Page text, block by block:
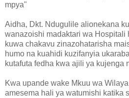
mpya"
Aidha, Dkt. Ndugulile alionekana
wanazoishi madaktari wa Hospitali
kuwa chakavu zinazohatarisha
humo na kuahidi kuzifanyia
kutafuta fedha kwa ajili ya kujenga
Kwa upande wake Mkuu wa
amesema hali ya watumishi katika